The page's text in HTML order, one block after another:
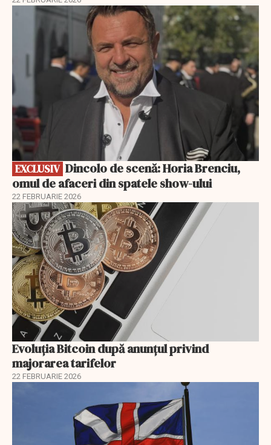
EXCLUSIV
EXCLUSIV
omul de afaceri din spatele show-ului
22 FEBRUARIE 2026
Evoluția Bitcoin după anunțul privind
majorarea tarifelor
22 FEBRUARIE 2026